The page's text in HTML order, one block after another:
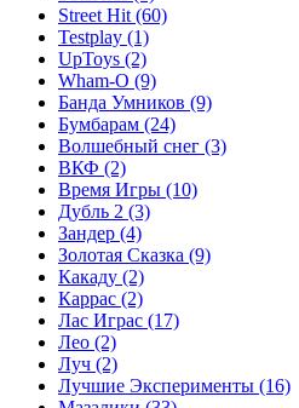
Street Hit (60)
Testplay (1)
UpToys (2)
Wham-O (9)
Банда Умников (9)
Бумбарам (24)
Волшебный снег (3)
ВКФ (2)
Время Игры (10)
Дубль 2 (3)
Зандер (4)
Золотая Сказка (9)
Какаду (2)
Каррас (2)
Лас Играс (17)
Лео (2)
Луч (2)
Лучшие Эксперименты (16)